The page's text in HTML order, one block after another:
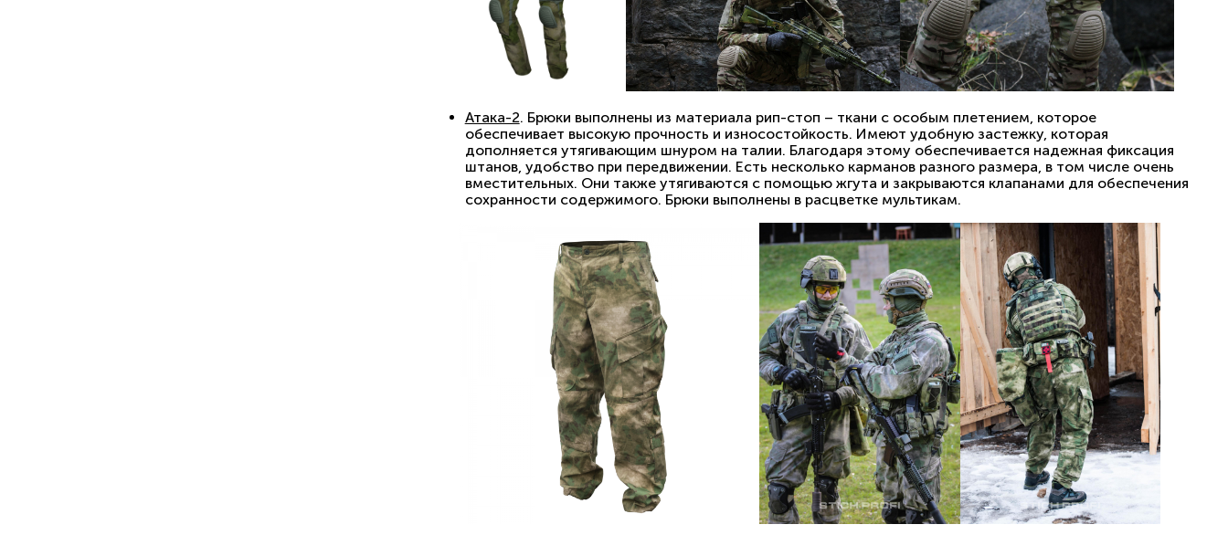
Атака-2. Брюки выполнены из материала рип-стоп – ткани с особым плетением, которое
обеспечивает высокую прочность и износостойкость. Имеют удобную застежку, которая
дополняется утягивающим шнуром на талии. Благодаря этому обеспечивается надежная фиксация
штанов, удобство при передвижении. Есть несколько карманов разного размера, в том числе очень
вместительных. Они также утягиваются с помощью жгута и закрываются клапанами для обеспечения
сохранности содержимого. Брюки выполнены в расцветке мультикам.